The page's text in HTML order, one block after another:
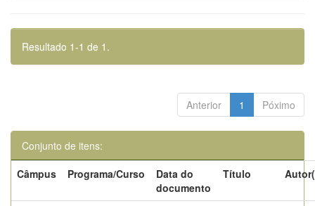
Resultado 1-1 de 1.
Anterior 1 Póximo
Conjunto de itens:
Câmpus
Programa/Curso
Data do
documento
Título